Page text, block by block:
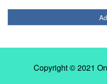
Copyright © 2021